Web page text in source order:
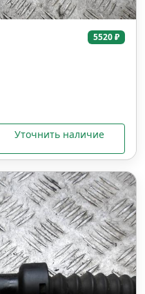
5520 ₽
Уточнить наличие